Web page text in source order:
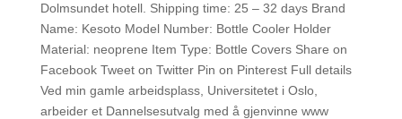
Dolmsundet hotell. Shipping time: 25 – 32 days Brand
Name: Kesoto Model Number: Bottle Cooler Holder
Material: neoprene Item Type: Bottle Covers Share on
Facebook Tweet on Twitter Pin on Pinterest Full details
Ved min gamle arbeidsplass, Universitetet i Oslo,
arbeider et Dannelsesutvalg med å gjenvinne www